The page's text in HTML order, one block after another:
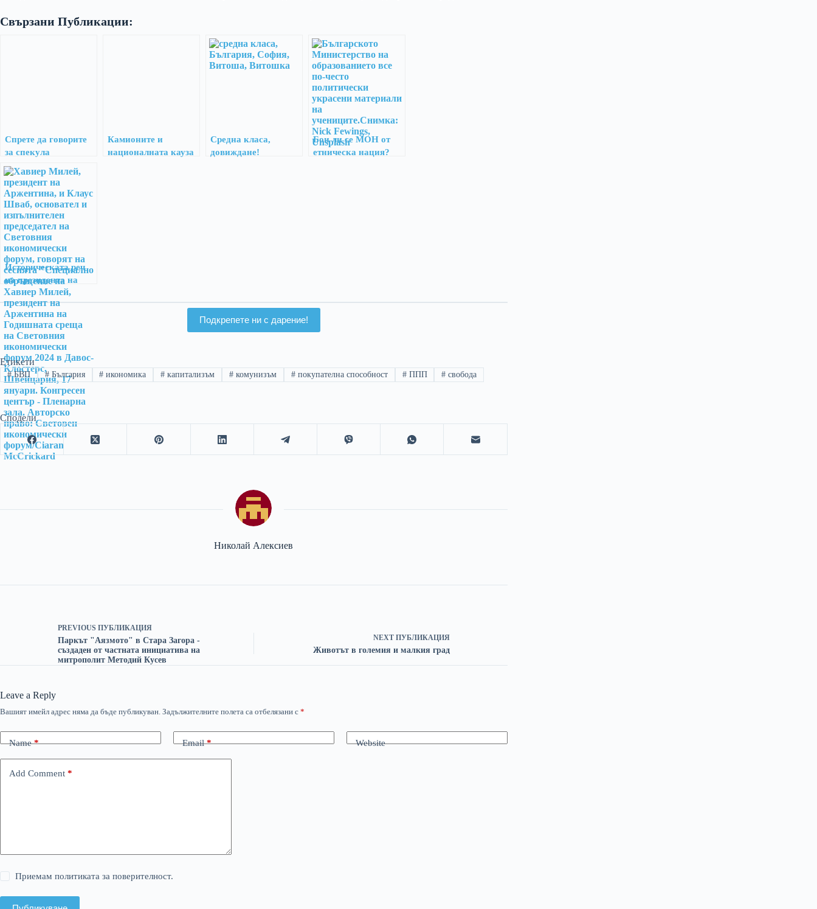
Свързани Публикации:
Спрете да говорите
за спекула
Камионите и
националната кауза
Средна класа,
довиждане!
Бои ли се МОН от
етническа нация?
Историческата реч
на президента на
Аржентина Хавиер
Милей на 17 януари
2024 г. в Давос,
Швейцария.
Подкрепете ни с дарение!
Етикети
#БВП #България # икономика # капитализъм # комунизъм #покупателна способност #ППП # свобода
Сподели
Николай Алексиев
PREVIOUS ПУБЛИКАЦИЯ
Паркът "Аязмото" в Стара Загора -
създаден от частната инициатива на
митрополит Методий Кусев
NEXT ПУБЛИКАЦИЯ
Животът в големия и малкия град
Leave a Reply
Вашият имейл адрес няма да бъде публикуван. Задължителните полета са отбелязани с *
Name* Email* Website
Add Comment *
Приемам политиката за поверителност.